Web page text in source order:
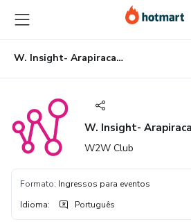
para
o
conteúdo
principal
para
o
pagamento
para
o
rodapé
W. Insight- Arapiraca [30.03.2022]
W. Insight-
W2W Club
Formato: Ingressos para eventos
Idioma: Português